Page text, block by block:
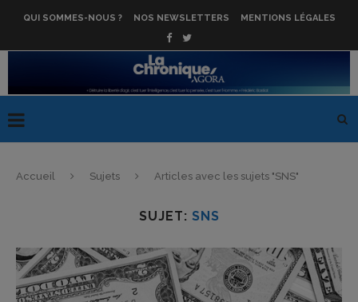
QUI SOMMES-NOUS ? NOS NEWSLETTERS MENTIONS LÉGALES
Accueil Sujets Articles avec les sujets "SNS"
SUJET: SNS